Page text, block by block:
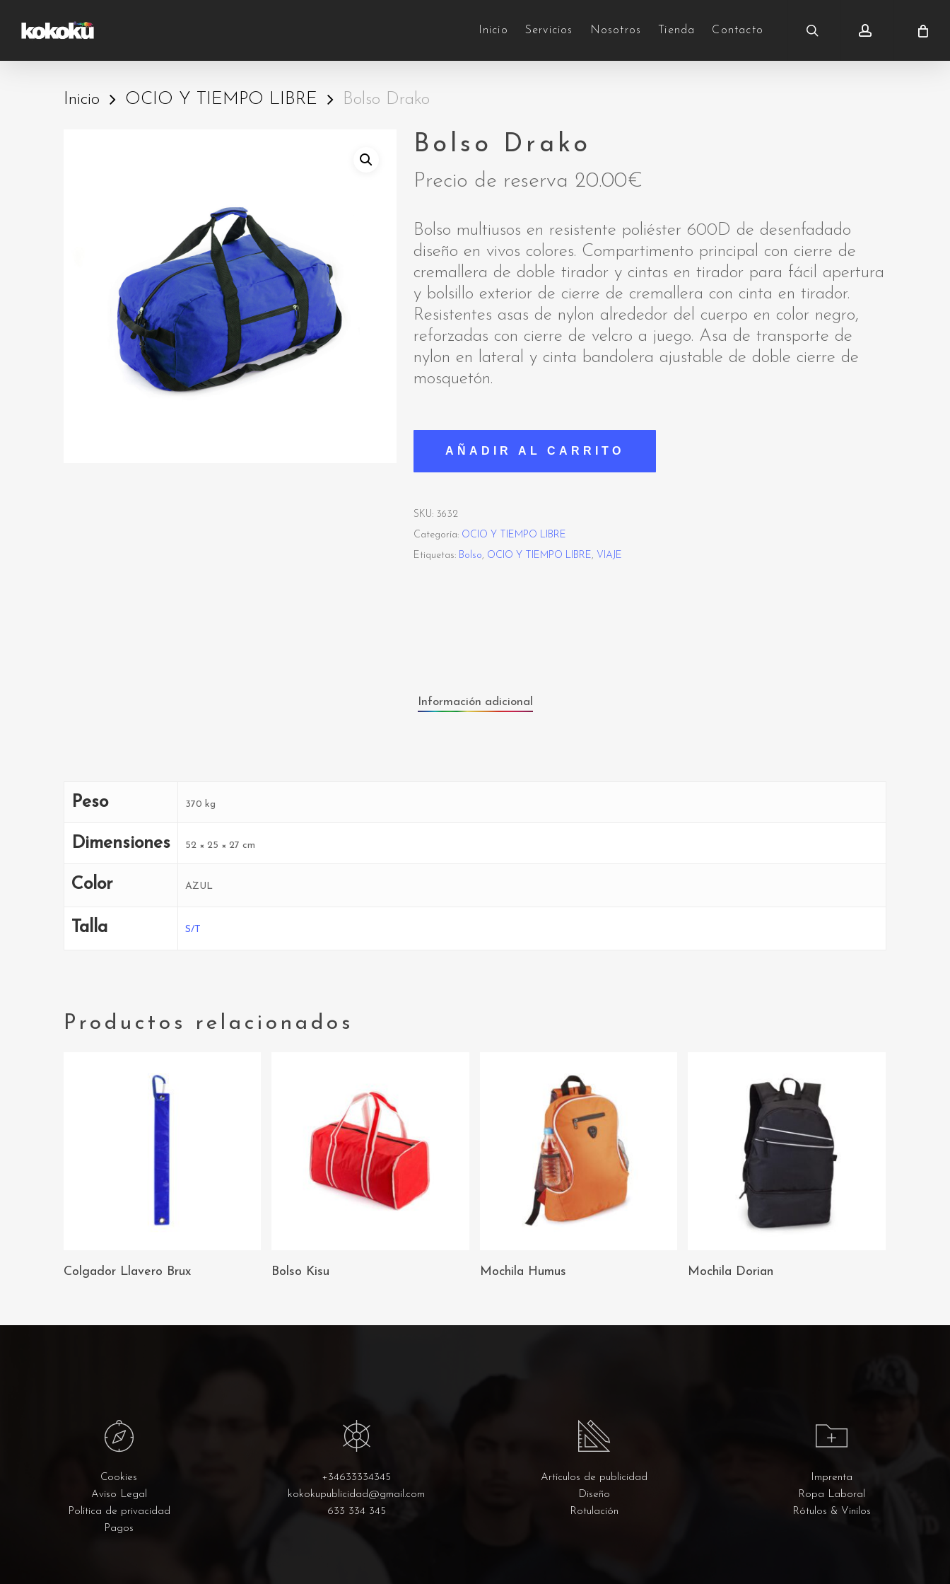
Inicio Servicios Nosotros Tienda Contacto
Inicio OCIO Y TIEMPO LIBRE Bolso Drako
Bolso Drako
Precio de reserva 20.00€
Bolso multiusos en resistente poliéster 600D de desenfadado
diseño en vivos colores. Compartimento principal con cierre de
cremallera de doble tirador y cintas en tirador para fácil apertura
y bolsillo exterior de cierre de cremallera con cinta en tirador.
Resistentes asas de nylon alrededor del cuerpo en color negro,
reforzadas con cierre de velcro a juego. Asa de transporte de
nylon en lateral y cinta bandolera ajustable de doble cierre de
mosquetón.
AÑADIR AL CARRITO
SKU: 3632
Categoría: OCIO Y TIEMPO LIBRE
Etiquetas: Bolso, OCIO Y TIEMPO LIBRE, VIAJE
Información adicional
Peso 370 kg
Dimensiones 52 × 25 × 27 cm
Color AZUL
Talla S/T
Productos relacionados
AÑADIR AL
Colgador Llavero Brux Bolso Kisu Mochila Humus
AÑADIR AL
Mochila Dorian
Cookies
Aviso Legal
Política de privacidad
Pagos
+34633334345
kokokupublicidad@gmail.com
633 334 345
Artículos de publicidad
Diseño
Rotulación
Imprenta
Ropa Laboral
Rótulos & Vinilos